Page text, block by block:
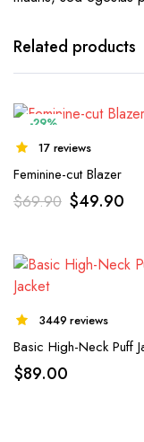
Related products
-29%
17 reviews
Feminine-cut Blazer
$69.90 $49.90
3449 reviews
Basic High-Neck Puff
$89.00